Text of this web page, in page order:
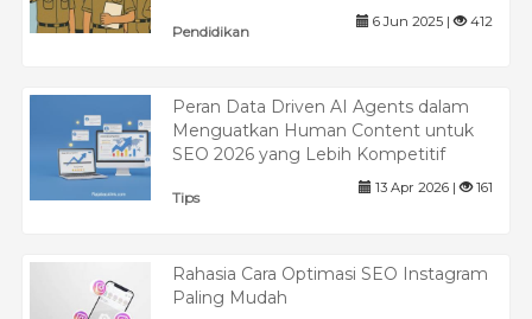
Pendidikan
6 Jun 2025 | 412
Peran Data Driven AI Agents dalam
Menguatkan Human Content untuk
SEO 2026 yang Lebih Kompetitif
Tips
13 Apr 2026 | 161
Rahasia Cara Optimasi SEO Instagram
Paling Mudah